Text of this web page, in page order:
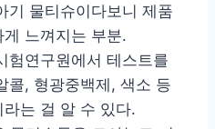
기 물티슈이다보니 제품
느껴지는 부분.
험연구원에서 테스트를
콜, 형광중백제, 색소 등
는 걸 알 수 있다.